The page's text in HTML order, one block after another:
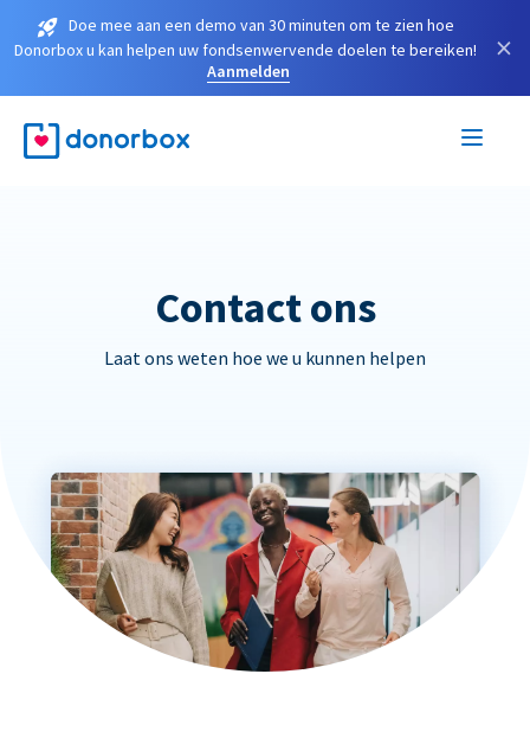
Doe mee aan een demo van 30 minuten om te zien hoe
Donorbox u kan helpen uw fondsenwervende doelen te bereiken!
Aanmelden
×
Contact ons
Laat ons weten hoe we u kunnen helpen